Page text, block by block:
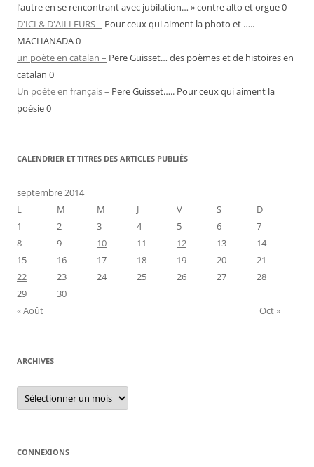
l’autre en se rencontrant avec jubilation… » contre alto et orgue 0
D'ICI & D'AILLEURS – Pour ceux qui aiment la photo et …..
MACHANADA 0
un poète en catalan – Pere Guisset… des poèmes et de histoires en
catalan 0
Un poète en français – Pere Guisset….. Pour ceux qui aiment la
poèsie 0
CALENDRIER ET TITRES DES ARTICLES PUBLIÉS
septembre 2014
L
M M J V S
D
1
2 3 4 5 6
7
8
9 10 11 12 13
14
15
16 17 18 19 20
21
22
23 24 25 26 27
28
29
30
« Août
Oct »
ARCHIVES
Archives
CONNEXIONS